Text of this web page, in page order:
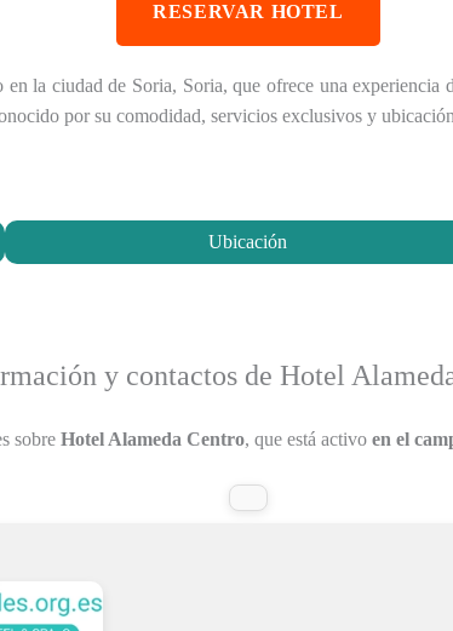
RESERVAR HOTEL
la ciudad de Soria, Soria, que ofrece una
por su comodidad, servicios exclusivos y
Ubicación
y contactos de Hotel
sobre Hotel Alameda Centro, que está activo en el